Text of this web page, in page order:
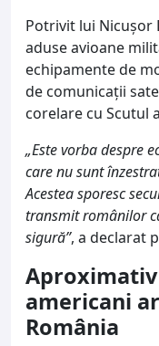
Potrivit lui Nicușor
aduse avioane
echipamente de
de comunicații
corelare cu Scutul
„Este vorba despre
care nu sunt
Acestea sporesc
transmit românilor
sigură”, a declarat
Aproximativ
americani
România